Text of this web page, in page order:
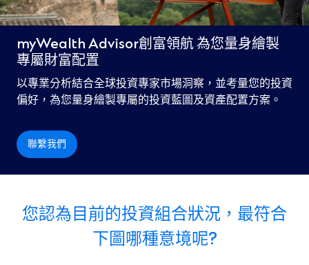
myWealth Advisor創富領航 為您量身繪製
專屬財富配置
以專業分析結合全球投資專家市場洞察，並考量您的投資
偏好，為您量身繪製專屬的投資藍圖及資產配置方案。
聯繫我們
您認為目前的投資組合狀況，最符合
下圖哪種意境呢?